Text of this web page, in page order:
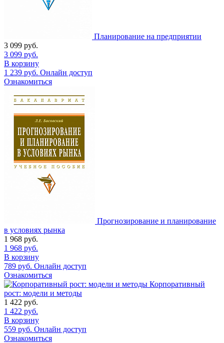
Планирование на предприятии
3 099 руб.
3 099 руб.
В корзину
1 239 руб. Онлайн доступ
Ознакомиться
Прогнозирование и планирование
в условиях рынка
1 968 руб.
1 968 руб.
В корзину
789 руб. Онлайн доступ
Ознакомиться
Корпоративный
рост: модели и методы
1 422 руб.
1 422 руб.
В корзину
559 руб. Онлайн доступ
Ознакомиться